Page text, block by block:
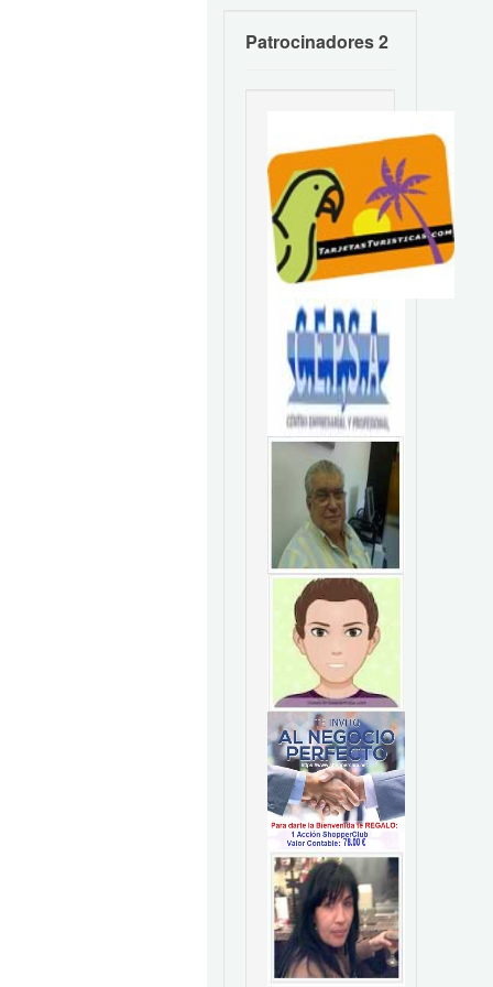
Patrocinadores 2